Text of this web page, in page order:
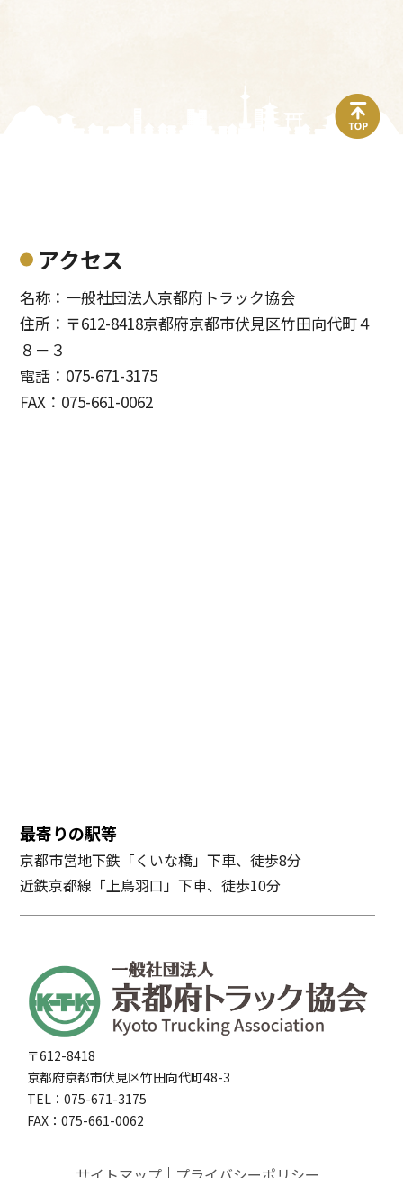
top
〒612-8418
京都府京都市伏見区竹田向代町48-3
TEL：075-671-3175
FAX：075-661-0062
アクセス
名称：一般社団法人京都府トラック協会
住所：〒612-8418京都府京都市伏見区竹田向代町４
８－３
電話：075-671-3175
FAX：075-661-0062
最寄りの駅等
京都市営地下鉄「くいな橋」下車、徒歩8分
近鉄京都線「上鳥羽口」下車、徒歩10分